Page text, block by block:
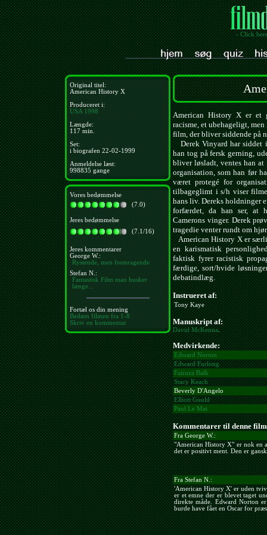
- Click
Original titel:
American History X
Produceret i:
USA 1998
Længde:
117 min.
Set:
i biografen 22-02-1999
Anmeldelse læst:
998835 gange
Vores bedømmelse
(7.0)
Jeres bedømmelse
(7.1/16)
Jeres kommentarer
George W.:
Rystende, men fremragende
Stefan N.:
Fantastisk Film man husker
længe...
Fortæl os din mening
Bedøm filmen fra 1-8
Skriv en kommentar
American History X er et
racisme, et ubehageligt,
film, der bliver siddende på
Derek Vinyard har siddet
han tog på fersk gerning,
bliver løsladt, ventes han
organisation, som han før
været protegé for
tilbageglimt i s/h viser
hans liv. Dereks holdninger
forfærdet, da han ser, at
Camerons vinger. Derek
tragedie venter rundt om
American History X er
en karismatisk
faktisk fyrer racistisk
færdige, sort/hvide
debatindlæg.
Instrueret af:
Tony Kaye
Manuskript af:
David McKenna.
Medvirkende:
Edward Norton
Edward Furlong
Fairuza Balk
Stacy Keach
Beverly D'Angelo
Elliott Gould
Paul Le Mat
Kommentarer til denne
Fra George W.:
"American History X" er nok en
det er positivt ment. Den er
Fra Stefan N.:
'American History X' er uden
er et emne der er blevet taget
direkte måde. Edward Norton
burde have fået en Oscar for